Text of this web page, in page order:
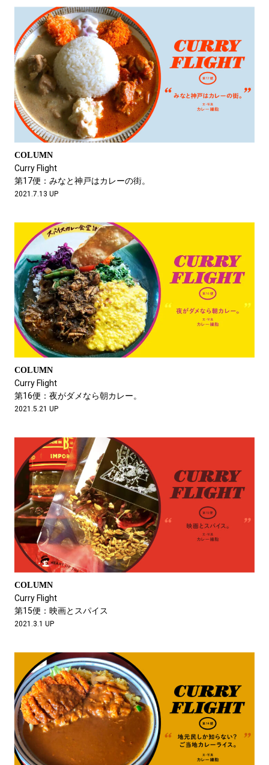
COLUMN
Curry Flight
第17便：みなと神戸はカレーの街。
2021.7.13 UP
COLUMN
Curry Flight
第16便：夜がダメなら朝カレー。
2021.5.21 UP
COLUMN
Curry Flight
第15便：映画とスパイス
2021.3.1 UP